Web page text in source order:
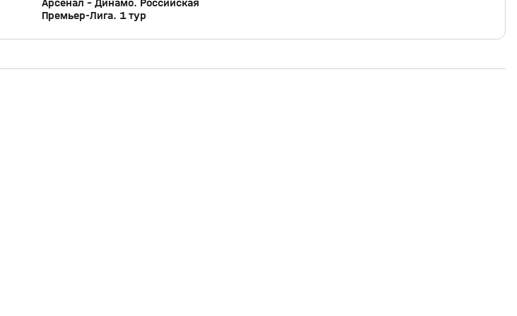
Премьер-Лига. 1 тур